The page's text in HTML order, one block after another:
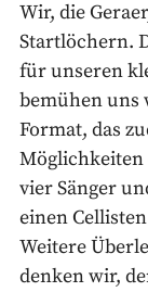
Wir, die
Startlöchern.
für unseren
bemühen uns
Format, das
vier Sänger
einen
Weitere
denken wir,